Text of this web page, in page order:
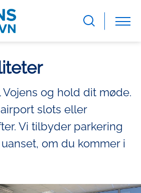
Vojens og hold dit møde.
slots eller
Vi tilbyder parkering
om du kommer i